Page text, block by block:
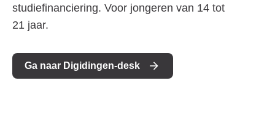
studiefinanciering. Voor jongeren van 14 tot
21 jaar.
Ga naar Digidingen-desk